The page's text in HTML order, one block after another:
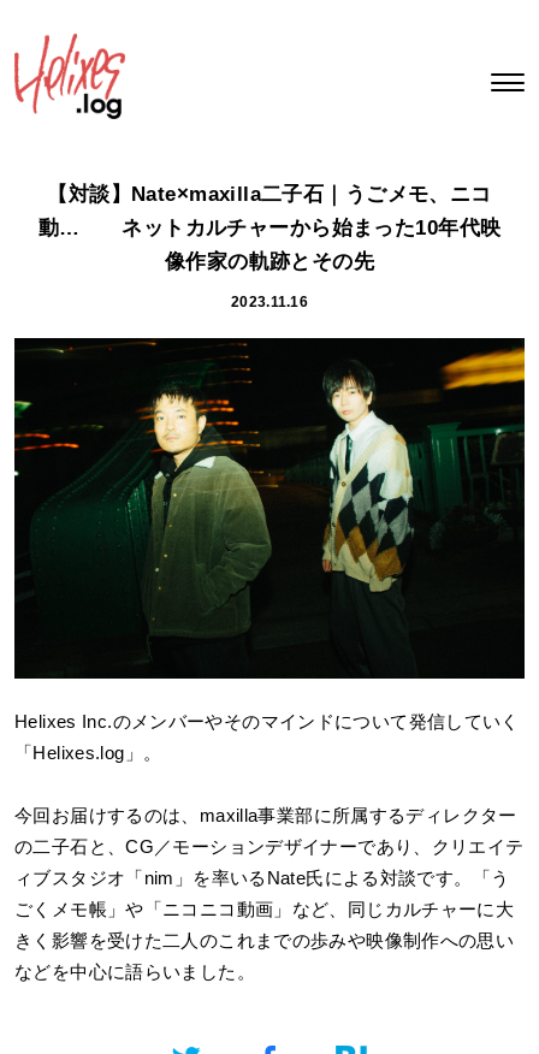
【対談】Nate×maxilla二子石｜うごメモ、ニコ
動… ネットカルチャーから始まった10年代映
像作家の軌跡とその先
2023.11.16
Helixes Inc.のメンバーやそのマインドについて発信していく
「Helixes.log」。
今回お届けするのは、maxilla事業部に所属するディレクター
の二子石と、CG／モーションデザイナーであり、クリエイテ
ィブスタジオ「nim」を率いるNate氏による対談です。「う
ごくメモ帳」や「ニコニコ動画」など、同じカルチャーに大
きく影響を受けた二人のこれまでの歩みや映像制作への思い
などを中心に語らいました。